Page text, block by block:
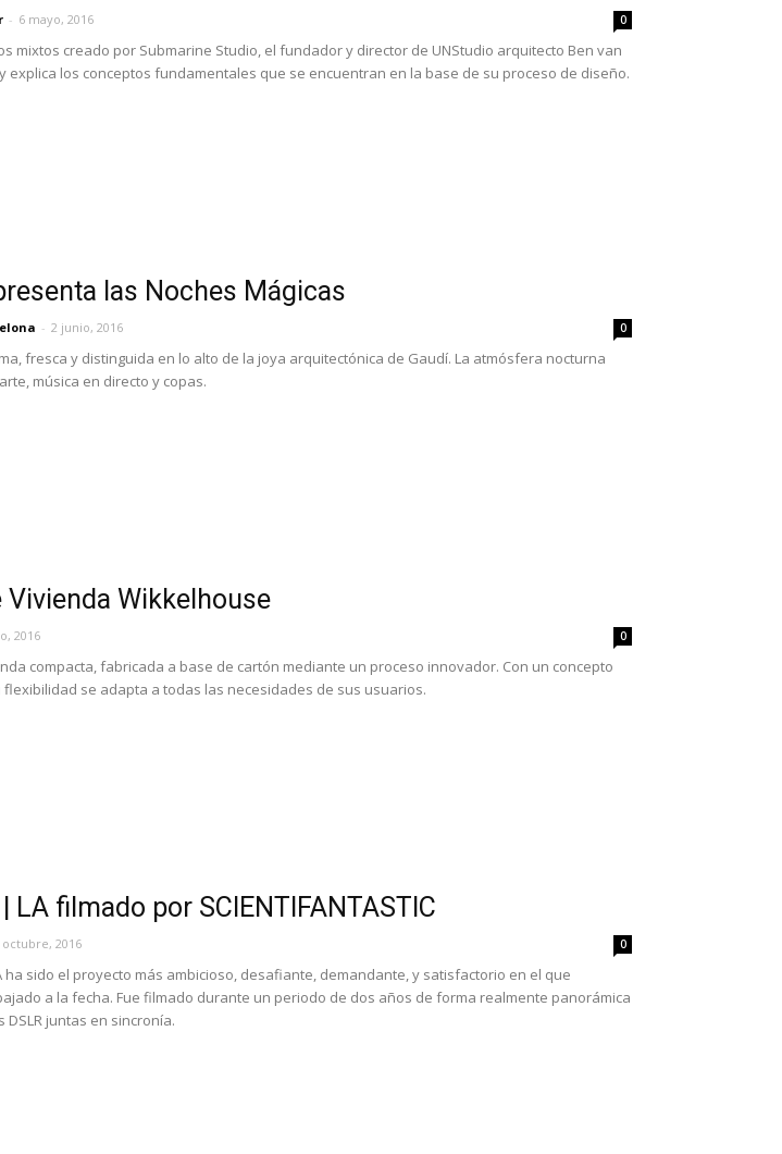
- 6 mayo, 2016 0
mixtos creado por Submarine Studio, el fundador y director de UNStudio arquitecto Ben van
explica los conceptos fundamentales que se encuentran en la base de su proceso de diseño.
las Noches Mágicas
- 2 junio, 2016 0
fresca y distinguida en lo alto de la joya arquitectónica de Gaudí. La atmósfera nocturna
música en directo y copas.
Vivienda Wikkelhouse
2016 0
compacta, fabricada a base de cartón mediante un proceso innovador. Con un concepto
se adapta a todas las necesidades de sus usuarios.
LA filmado por SCIENTIFANTASTIC
octubre, 2016 0
ha sido el proyecto más ambicioso, desafiante, demandante, y satisfactorio en el que
a la fecha. Fue filmado durante un periodo de dos años de forma realmente panorámica
juntas en sincronía.